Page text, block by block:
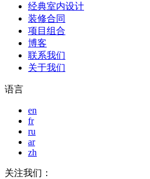
经典室内设计
装修合同
项目组合
博客
联系我们
关于我们
语言
en
fr
ru
ar
zh
关注我们：